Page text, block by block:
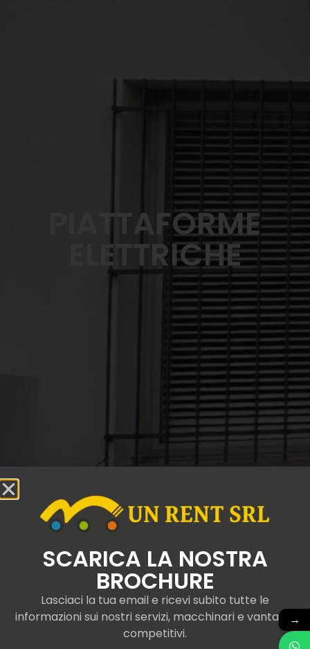
PIATTAFORME
ELETTRICHE
→
SCARICA LA NOSTRA
BROCHURE
Lasciaci la tua email e ricevi subito tutte le
informazioni sui nostri servizi, macchinari e vantaggi
competitivi.